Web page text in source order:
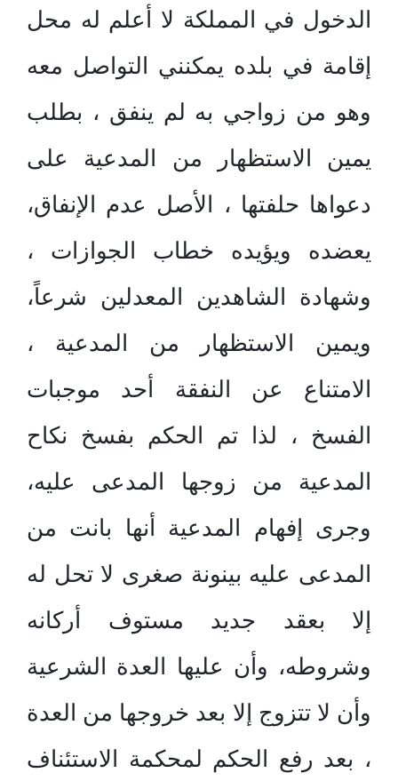
الدخول في المملكة لا أعلم له محل
إقامة في بلده يمكنني التواصل معه
وهو من زواجي به لم ينفق ، بطلب
يمين الاستظهار من المدعية على
دعواها حلفتها ، الأصل عدم الإنفاق،
يعضده ويؤيده خطاب الجوازات ،
وشهادة الشاهدين المعدلين شرعاً،
ويمين الاستظهار من المدعية ،
الامتناع عن النفقة أحد موجبات
الفسخ ، لذا تم الحكم بفسخ نكاح
المدعية من زوجها المدعى عليه،
وجرى إفهام المدعية أنها بانت من
المدعى عليه بينونة صغرى لا تحل له
إلا بعقد جديد مستوف أركانه
وشروطه، وأن عليها العدة الشرعية
وأن لا تتزوج إلا بعد خروجها من العدة
، بعد رفع الحكم لمحكمة الاستئناف